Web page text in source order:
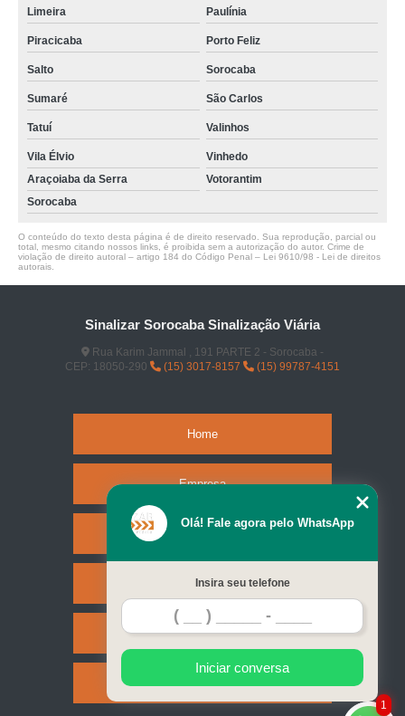
Limeira Paulínia
Piracicaba Porto Feliz
Salto Sorocaba
Sumaré São Carlos
Tatuí Valinhos
Vila Élvio
Vinhedo
Araçoiaba da Serra
Votorantim
Sorocaba
O conteúdo do texto desta página é de direito reservado. Sua reprodução, parcial ou
total, mesmo citando nossos links, é proibida sem a autorização do autor. Crime de
violação de direito autoral – artigo 184 do Código Penal – Lei 9610/98 - Lei de direitos
autorais
Sinalizar Sorocaba Sinalização Viária
Rua Karim Jammal , 191 PARTE 2 - Sorocaba -
CEP: 18050-290
(15) 3017-8157 (15) 99787-4151
Home
Empresa
Serviços
Contato
Mapa do site
1
Olá! Fale agora pelo WhatsApp
Insira seu telefone
Iniciar conversa